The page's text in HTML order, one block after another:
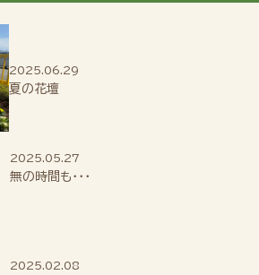
2025.06.29
夏の花壇
2025.05.27
無の時間も・・・
2025.02.08